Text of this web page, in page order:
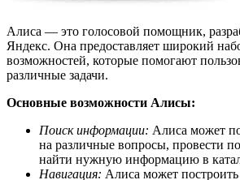
Алиса — это голосовой помощник,
Яндекс. Она предоставляет широкий
возможностей, которые помогают
различные задачи.
Основные возможности Алисы:
Поиск информации: Алиса может
на различные вопросы, провести
найти нужную информацию в
Навигация: Алиса может